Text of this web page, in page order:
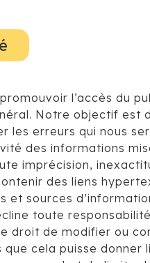
l’accès du
Notre objectif est
les erreurs qui nous
des informations
imprécision,
des liens
et sources
toute
droit de modifier ou
que cela puisse